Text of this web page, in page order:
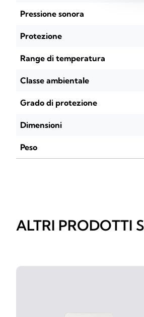
Pressione sonora
Protezione
Range di temperatura
Classe ambientale
Grado di protezione
Dimensioni
Peso
ALTRI PRODOTTI